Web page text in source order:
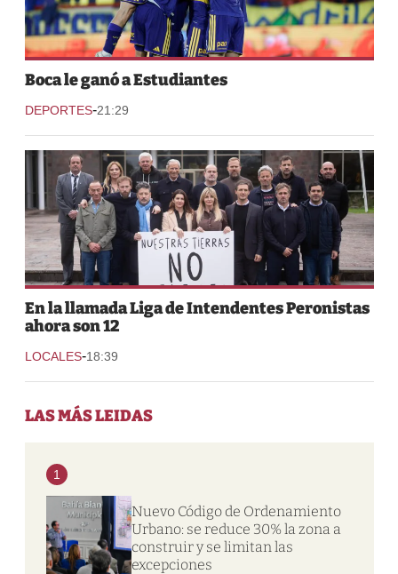
Boca le ganó a Estudiantes
DEPORTES-21:29
En la llamada Liga de Intendentes Peronistas
ahora son 12
LOCALES-18:39
LAS MÁS LEIDAS
1
Nuevo Código de Ordenamiento
Urbano: se reduce 30% la zona a
construir y se limitan las
excepciones